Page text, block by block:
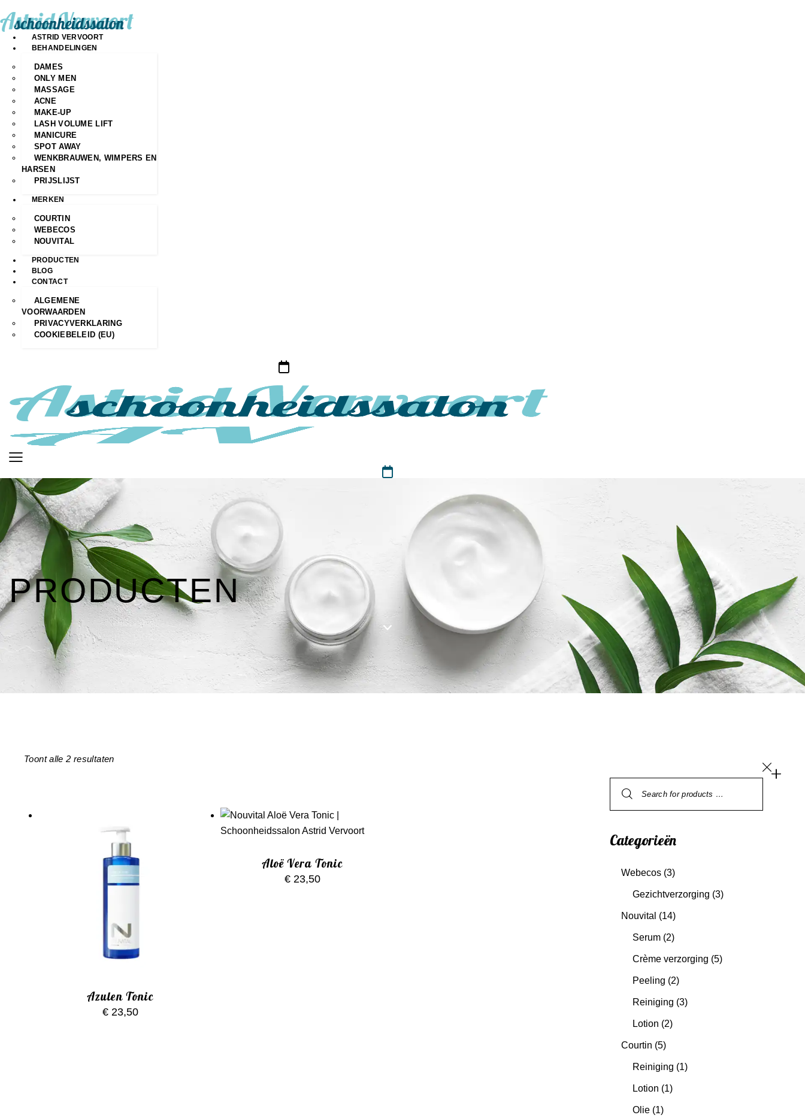
ASTRID VERVOORT
BEHANDELINGEN
DAMES
ONLY MEN
MASSAGE
ACNE
MAKE-UP
LASH VOLUME LIFT
MANICURE
SPOT AWAY
WENKBRAUWEN, WIMPERS EN
HARSEN
PRIJSLIJST
MERKEN
COURTIN
WEBECOS
NOUVITAL
PRODUCTEN
BLOG
CONTACT
ALGEMENE
VOORWAARDEN
PRIVACYVERKLARING
COOKIEBELEID (EU)
PRODUCTEN
Toont alle 2 resultaten
Azulen Tonic
€23,50
Aloë Vera Tonic
€23,50
Categorieën
Webecos (3)
Gezichtverzorging (3)
Nouvital (14)
Serum (2)
Crème verzorging (5)
Peeling (2)
Reiniging (3)
Lotion (2)
Courtin (5)
Reiniging (1)
Lotion (1)
Olie (1)